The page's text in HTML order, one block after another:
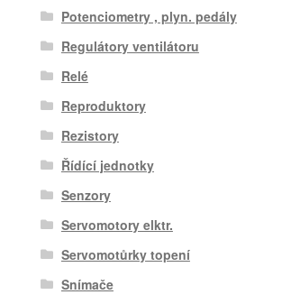
Potenciometry , plyn. pedály
Regulátory ventilátoru
Relé
Reproduktory
Rezistory
Řídící jednotky
Senzory
Servomotory elktr.
Servomotůrky topení
Snímače